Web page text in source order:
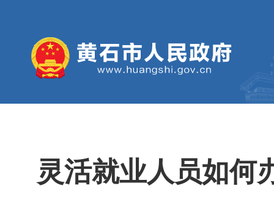
灵活就业人员如何